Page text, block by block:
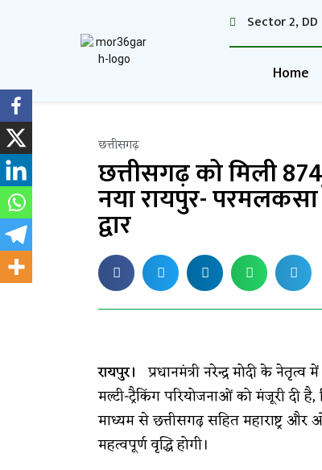
Sector 2,
Home
छत्तीसगढ़
छत्तीसगढ़ को मिली
नया रायपुर-
द्वार
रायपुर। प्रधानमंत्री नरेन्द्र मोदी के
मल्टी-ट्रैकिंग परियोजनाओं को मंजूरी
माध्यम से छत्तीसगढ़ सहित महाराष्ट्र
महत्वपूर्ण वृद्धि होगी।